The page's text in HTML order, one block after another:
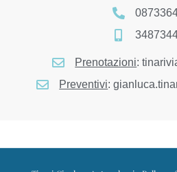
Prenotazioni:
Preventivi: